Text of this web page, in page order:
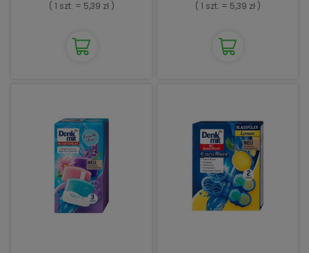
( 1 szt. = 5,39 zł ) ( 1 szt. = 5,39 zł )